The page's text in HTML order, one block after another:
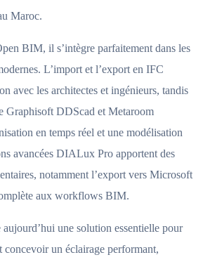
Maroc.
BIM, il s’intègre parfaitement dans les
L’import et l’export en IFC
avec les architectes et ingénieurs, tandis
Graphisoft DDScad et Metaroom
en temps réel et une modélisation
avancées DIALux Pro apportent des
notamment l’export vers Microsoft
aux workflows BIM.
une solution essentielle pour
concevoir un éclairage performant,